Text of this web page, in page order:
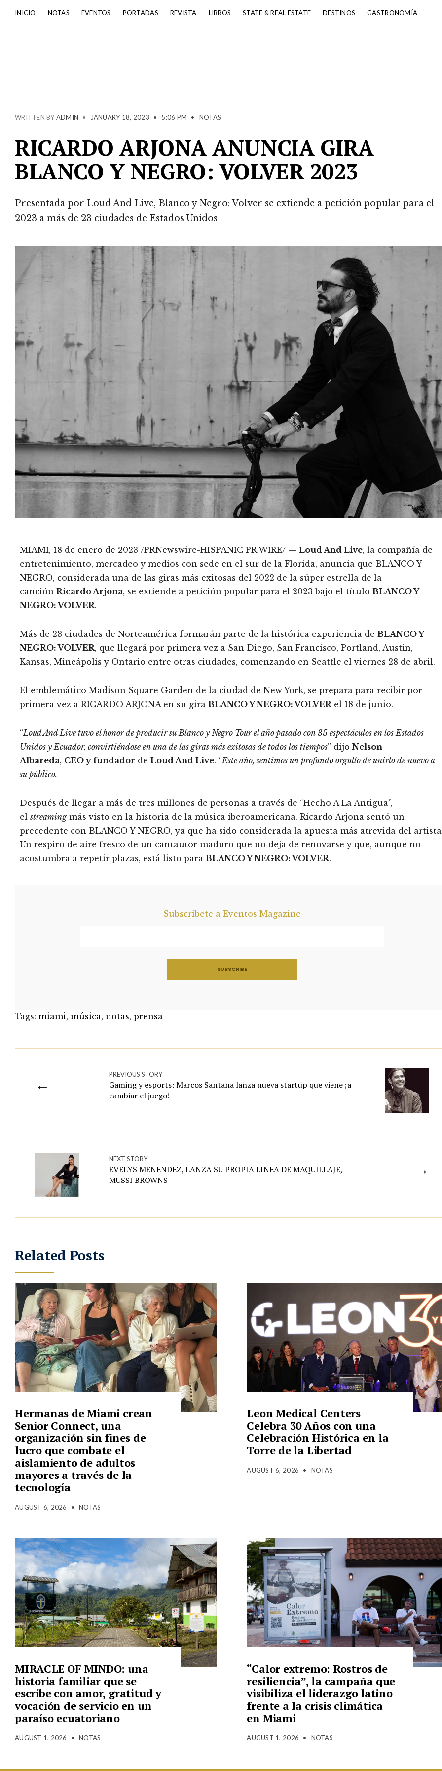
INICIO NOTAS EVENTOS PORTADAS REVISTA LIBROS STATE & REAL ESTATE DESTINOS GASTRONOMÍA
WRITTEN BY ADMIN • JANUARY 18, 2023 • 5:06 PM • NOTAS
RICARDO ARJONA ANUNCIA GIRA
BLANCO Y NEGRO: VOLVER 2023
Presentada por Loud And Live, Blanco y Negro: Volver se extiende a petición popular para el
2023 a más de 23 ciudades de Estados Unidos
MIAMI, 18 de enero de 2023 /PRNewswire-HISPANIC PR WIRE/ — Loud And Live, la compañía de
entretenimiento, mercadeo y medios con sede en el sur de la Florida, anuncia que BLANCO Y
NEGRO, considerada una de las giras más exitosas del 2022 de la súper estrella de la
canción Ricardo Arjona, se extiende a petición popular para el 2023 bajo el título BLANCO Y
NEGRO: VOLVER.
Más de 23 ciudades de Norteamérica formarán parte de la histórica experiencia de BLANCO Y
NEGRO: VOLVER, que llegará por primera vez a San Diego, San Francisco, Portland, Austin,
Kansas, Mineápolis y Ontario entre otras ciudades, comenzando en Seattle el viernes 28 de abril.
El emblemático Madison Square Garden de la ciudad de New York, se prepara para recibir por
primera vez a RICARDO ARJONA en su gira BLANCO Y NEGRO: VOLVER el 18 de junio.
“Loud And Live tuvo el honor de producir su Blanco y Negro Tour el año pasado con 35 espectáculos en los Estados
Unidos y Ecuador, convirtiéndose en una de las giras más exitosas de todos los tiempos” dijo Nelson
Albareda, CEO y fundador de Loud And Live. “Este año, sentimos un profundo orgullo de unirlo de nuevo a
su público.
Después de llegar a más de tres millones de personas a través de “Hecho A La Antigua”,
elstreamingmás visto en la historia de la música iberoamericana. Ricardo Arjona sentó un
precedente con BLANCO Y NEGRO, ya que ha sido considerada la apuesta más atrevida del
Un respiro de aire fresco de un cantautor maduro que no deja de renovarse y que, aunque no
acostumbra a repetir plazas, está listo para BLANCO Y NEGRO: VOLVER.
Subscríbete a Eventos Magazine
Tags: miami, música, notas, prensa
←
PREVIOUS STORY
Gaming y esports: Marcos Santana lanza nueva startup que viene ¡a
cambiar el juego!
→
NEXT STORY
EVELYS MENENDEZ, LANZA SU PROPIA LINEA DE MAQUILLAJE,
MUSSI BROWNS
Related Posts
Hermanas de Miami crean
Senior Connect, una
organización sin fines de
lucro que combate el
aislamiento de adultos
mayores a través de la
tecnología
AUGUST 6, 2026 • NOTAS
Leon Medical Centers
Celebra 30 Años con una
Celebración Histórica en la
Torre de la Libertad
AUGUST 6, 2026 • NOTAS
MIRACLE OF MINDO: una
historia familiar que se
escribe con amor, gratitud y
vocación de servicio en un
paraíso ecuatoriano
AUGUST 1, 2026 • NOTAS
“Calor extremo: Rostros de
resiliencia”, la campaña que
visibiliza el liderazgo latino
frente a la crisis climática
en Miami
AUGUST 1, 2026 • NOTAS